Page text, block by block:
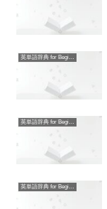
英単語辞典 for Beginners
英単語辞典 for Beginners
英単語辞典 for Beginners